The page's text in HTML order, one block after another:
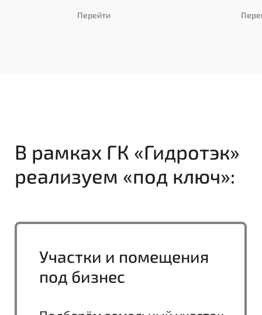
Перейти
Это не просто логотипы,